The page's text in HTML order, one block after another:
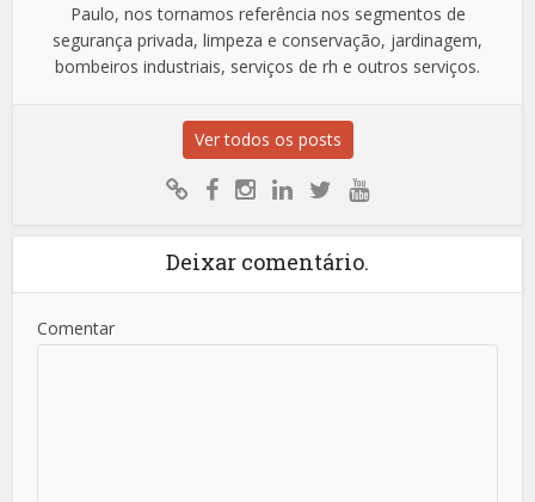
Paulo, nos tornamos referência nos segmentos de
segurança privada, limpeza e conservação, jardinagem,
bombeiros industriais, serviços de rh e outros serviços.
Ver todos os posts
Deixar comentário.
Comentar